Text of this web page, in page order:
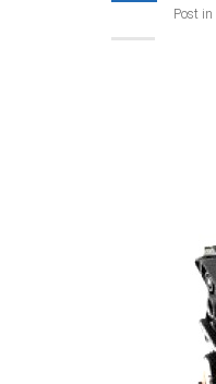
Post in